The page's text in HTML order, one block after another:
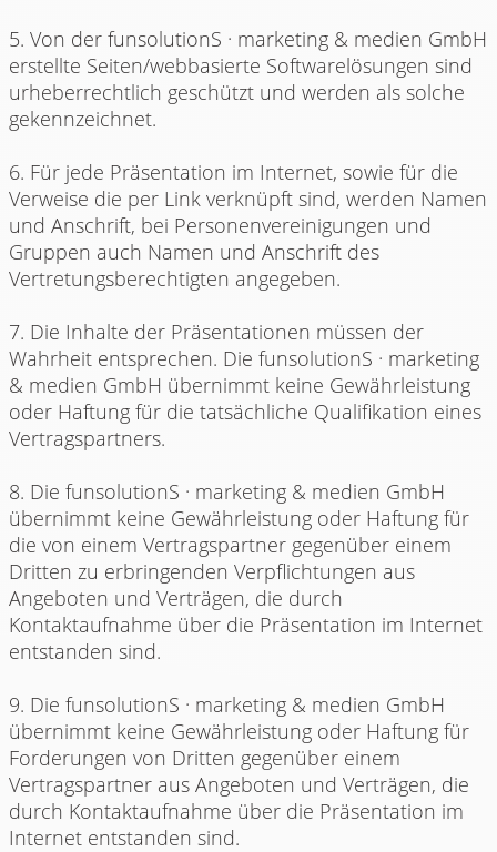
5. Von der funsolutionS · marketing & medien GmbH
erstellte Seiten/webbasierte Softwarelösungen sind
urheberrechtlich geschützt und werden als solche
gekennzeichnet.
6. Für jede Präsentation im Internet, sowie für die
Verweise die per Link verknüpft sind, werden Namen
und Anschrift, bei Personenvereinigungen und
Gruppen auch Namen und Anschrift des
Vertretungsberechtigten angegeben.
7. Die Inhalte der Präsentationen müssen der
Wahrheit entsprechen. Die funsolutionS · marketing
& medien GmbH übernimmt keine Gewährleistung
oder Haftung für die tatsächliche Qualifikation eines
Vertragspartners.
8. Die funsolutionS · marketing & medien GmbH
übernimmt keine Gewährleistung oder Haftung für
die von einem Vertragspartner gegenüber einem
Dritten zu erbringenden Verpflichtungen aus
Angeboten und Verträgen, die durch
Kontaktaufnahme über die Präsentation im Internet
entstanden sind.
9. Die funsolutionS · marketing & medien GmbH
übernimmt keine Gewährleistung oder Haftung für
Forderungen von Dritten gegenüber einem
Vertragspartner aus Angeboten und Verträgen, die
durch Kontaktaufnahme über die Präsentation im
Internet entstanden sind.